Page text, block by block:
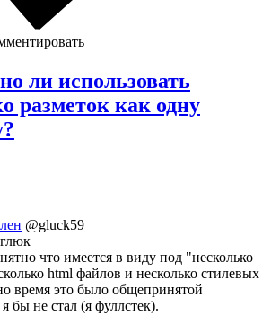
ли использовать
разметок как одну
@gluck59
что имеется в виду под "несколько
html файлов и несколько стилевых
время это было общепринятой
бы не стал (я фуллстек).